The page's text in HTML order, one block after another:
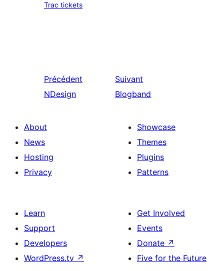
Trac tickets
Précédent
NDesign
Suivant
Blogband
About
News
Hosting
Privacy
Showcase
Themes
Plugins
Patterns
Learn
Support
Developers
WordPress.tv ↗
Get Involved
Events
Donate ↗
Five for the Future